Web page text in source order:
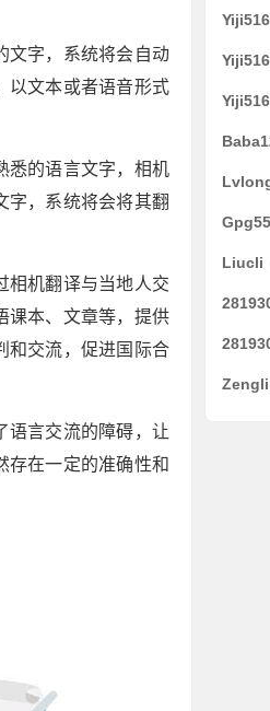
文字，系统将会自动
以文本或者语音形式
悉的语言文字，相机
字，系统将会将其翻
相机翻译与当地人交
课本、文章等，提供
和交流，促进国际合
语言交流的障碍，让
存在一定的准确性和
Yiji516
Yiji516
Yiji516
Liucli